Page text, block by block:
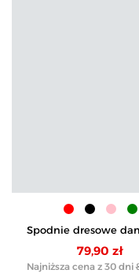
Spodnie dresowe
wysokim stanem i
nogawką
79,90 zł
Najniższa cena z 30 dni